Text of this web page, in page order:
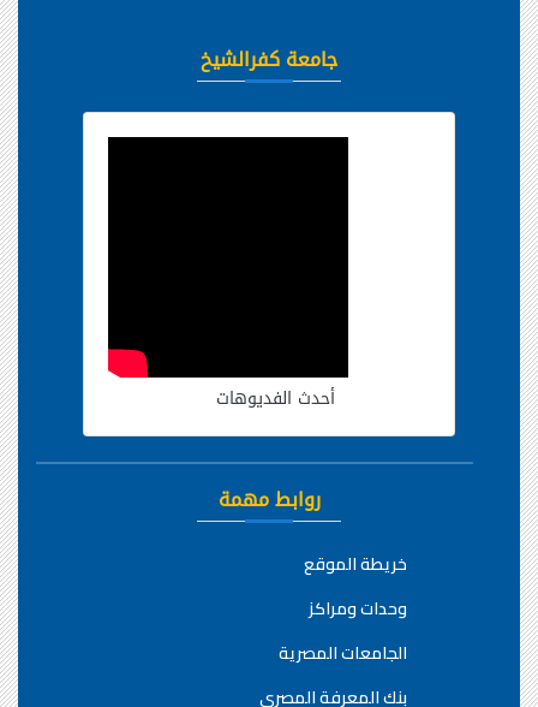
جامعة كفرالشيخ
أحدث الفديوهات
روابط مهمة
خريطة الموقع
وحدات ومراكز
الجامعات المصرية
بنك المعرفة المصري